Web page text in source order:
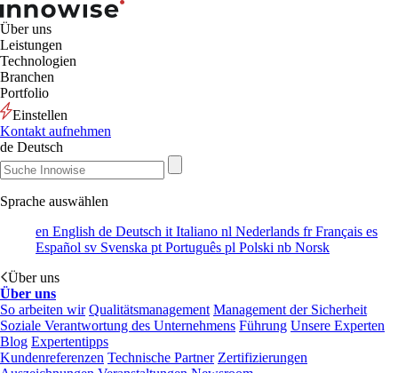
Über uns
Leistungen
Technologien
Branchen
Portfolio
Einstellen
Kontakt aufnehmen
de Deutsch
Sprache auswählen
en English de Deutsch it Italiano nl Nederlands frFrançais es
Español sv Svenska pt Português pl Polski nb Norsk
Über uns
Über uns
So arbeiten wir Qualitätsmanagement Management der Sicherheit
Soziale Verantwortung des Unternehmens Führung Unsere Experten
Blog Expertentipps
Kundenreferenzen Technische Partner Zertifizierungen